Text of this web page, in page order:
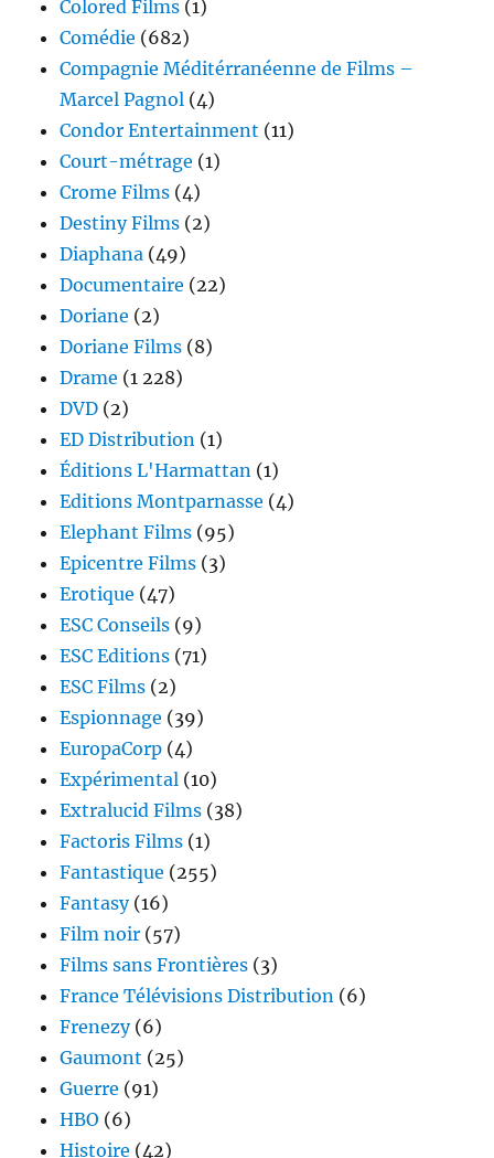
Colored Films (1)
Comédie (682)
Compagnie Méditérranéenne de Films –
Marcel Pagnol (4)
Condor Entertainment (11)
Court-métrage (1)
Crome Films (4)
Destiny Films (2)
Diaphana (49)
Documentaire (22)
Doriane (2)
Doriane Films (8)
Drame (1 228)
DVD (2)
ED Distribution (1)
Éditions L'Harmattan (1)
Editions Montparnasse (4)
Elephant Films (95)
Epicentre Films (3)
Erotique (47)
ESC Conseils (9)
ESC Editions (71)
ESC Films (2)
Espionnage (39)
EuropaCorp (4)
Expérimental (10)
Extralucid Films (38)
Factoris Films (1)
Fantastique (255)
Fantasy(16)
Film noir (57)
Films sans Frontières (3)
France Télévisions Distribution (6)
Frenezy(6)
Gaumont (25)
Guerre (91)
HBO (6)
Histoire (42)